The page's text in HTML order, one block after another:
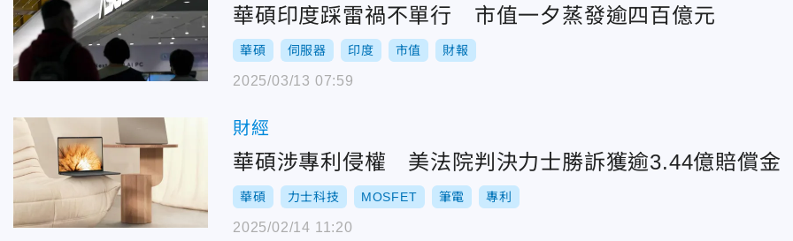
華碩印度踩雷禍不單行 市值一夕蒸發逾四百億元
華碩 伺服器 印度 市值 財報
2025/03/13 07:59
財經
華碩涉專利侵權 美法院判決力士勝訴獲逾3.44億賠償金
華碩 力士科技 MOSFET 筆電 專利
2025/02/14 11:20